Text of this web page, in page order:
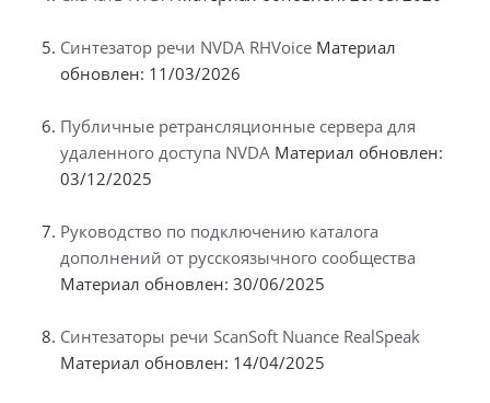
Синтезатор речи NVDA RHVoice Материал
обновлен: 11/03/2026
Публичные ретрансляционные сервера для
удаленного доступа NVDA Материал обновлен:
03/12/2025
Руководство по подключению каталога
дополнений от русскоязычного сообщества
Материал обновлен: 30/06/2025
Синтезаторы речи ScanSoft Nuance RealSpeak
Материал обновлен: 14/04/2025